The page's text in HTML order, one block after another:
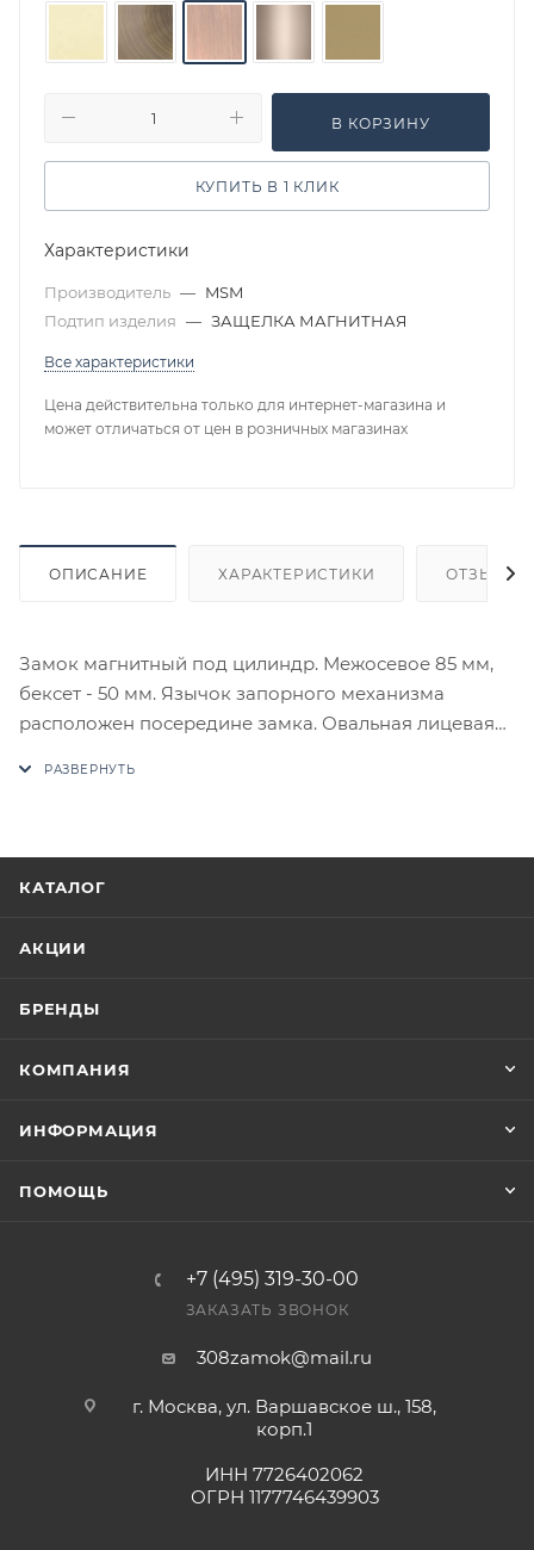
В КОРЗИНУ
КУПИТЬ В 1 КЛИК
Характеристики
Производитель — MSM
Подтип изделия — ЗАЩЕЛКА МАГНИТНАЯ
Все характеристики
Цена действительна только для интернет-магазина и
может отличаться от цен в розничных магазинах
ОПИСАНИЕ ХАРАКТЕРИСТИКИ ОТЗЫВЫ
Замок магнитный под цилиндр. Межосевое 85 мм,
бексет - 50 мм. Язычок запорного механизма
расположен посередине замка. Овальная лицевая
приходит письмо только для подтверждения, что
счете после проверки товара на наличие на складе.
оплата выставленного счета.
КАТАЛОГ
АКЦИИ
БРЕНДЫ
КОМПАНИЯ
ИНФОРМАЦИЯ
ПОМОЩЬ
+7 (495) 319-30-00
ЗАКАЗАТЬ ЗВОНОК
308zamok@mail.ru
г. Москва, ул. Варшавское ш., 158,
корп.1
ИНН 7726402062
ОГРН 1177746439903